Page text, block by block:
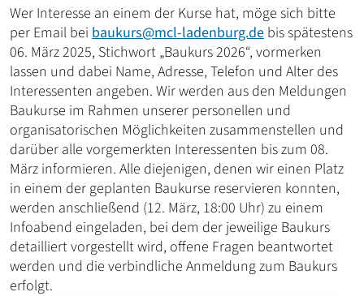
Wer Interesse an einem der Kurse hat, möge sich bitte
per Email bei baukurs@mcl-ladenburg.de bis spätestens
06. März 2025, Stichwort „Baukurs 2026“, vormerken
lassen und dabei Name, Adresse, Telefon und Alter des
Interessenten angeben. Wir werden aus den Meldungen
Baukurse im Rahmen unserer personellen und
organisatorischen Möglichkeiten zusammenstellen und
darüber alle vorgemerkten Interessenten bis zum 08.
März informieren. Alle diejenigen, denen wir einen Platz
in einem der geplanten Baukurse reservieren konnten,
werden anschließend (12. März, 18:00 Uhr) zu einem
Infoabend eingeladen, bei dem der jeweilige Baukurs
detailliert vorgestellt wird, offene Fragen beantwortet
werden und die verbindliche Anmeldung zum Baukurs
erfolgt.